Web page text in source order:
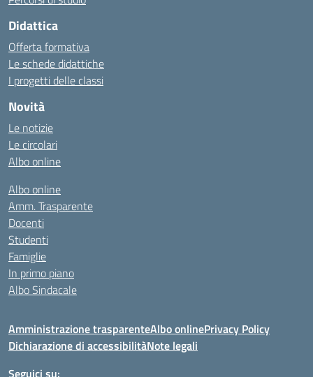
Didattica
Offerta formativa
Le schede didattiche
I progetti delle classi
Novità
Le notizie
Le circolari
Albo online
Albo online
Amm. Trasparente
Docenti
Studenti
Famiglie
In primo piano
Albo Sindacale
Amministrazione trasparenteAlbo onlinePrivacy Policy
Dichiarazione di accessibilitàNote legali
Seguici su: